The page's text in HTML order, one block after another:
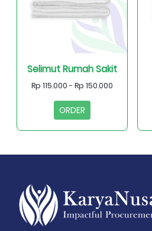
Selimut Rumah Sakit
Rp 115.000 - Rp 150.000
ORDER